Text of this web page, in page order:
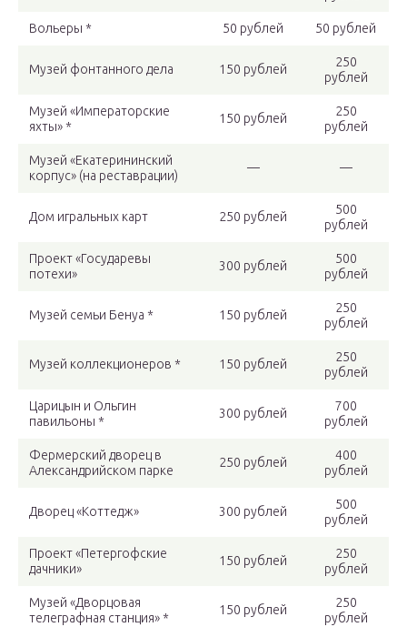
Вольеры * 50 рублей 50 рублей
Музей фонтанного дела 150 рублей
250
рублей
Музей «Императорские
яхты» *
150 рублей
250
рублей
Музей «Екатерининский
корпус» (на реставрации)
— —
Дом игральных карт 250 рублей
500
рублей
Проект «Государевы
потехи»
300 рублей
500
рублей
Музей семьи Бенуа * 150 рублей
250
рублей
Музей коллекционеров * 150 рублей
250
рублей
Царицын и Ольгин
павильоны *
300 рублей
700
рублей
Фермерский дворец в
Александрийском парке
250 рублей
400
рублей
Дворец «Коттедж» 300 рублей
500
рублей
Проект «Петергофские
дачники»
150 рублей
250
рублей
Музей «Дворцовая
телеграфная станция» *
150 рублей
250
рублей